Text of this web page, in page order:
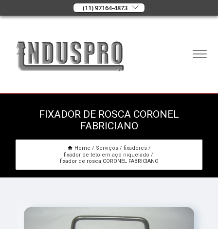
(11) 97164-4873
FIXADOR DE ROSCA CORONEL
FABRICIANO
Home Serviços
fixadores
fixador de teto em aço niquelado
fixador de rosca CORONEL FABRICIANO